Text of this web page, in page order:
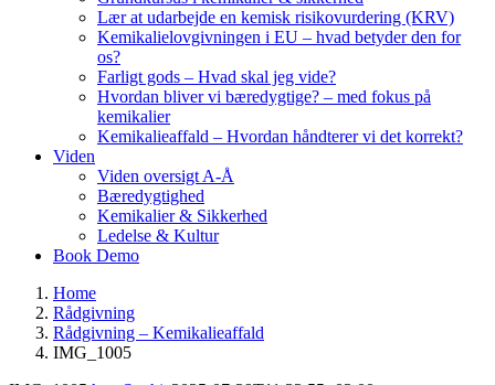
Lær at udarbejde en kemisk risikovurdering (KRV)
Kemikalielovgivningen i EU – hvad betyder den for
os?
Farligt gods – Hvad skal jeg vide?
Hvordan bliver vi bæredygtige? – med fokus på
kemikalier
Kemikalieaffald – Hvordan håndterer vi det korrekt?
Viden
Viden oversigt A-Å
Bæredygtighed
Kemikalier & Sikkerhed
Ledelse & Kultur
Book Demo
Home
Rådgivning
Rådgivning – Kemikalieaffald
IMG_1005